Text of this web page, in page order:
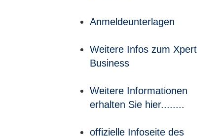
Anmeldeunterlagen
Weitere Infos zum Xpert
Business
Weitere Informationen
erhalten Sie hier........
offizielle Infoseite des